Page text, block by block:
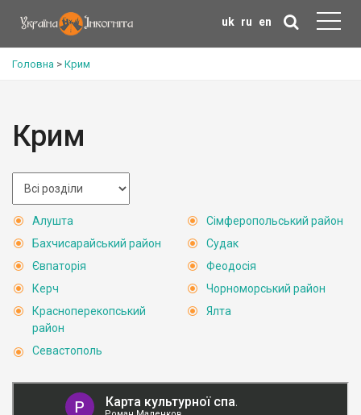
uk ru en
Головна > Крим
Крим
Алушта
Бахчисарайський район
Євпаторія
Керч
Красноперекопський
район
Севастополь
Сімферопольський район
Судак
Феодосія
Чорноморський район
Ялта